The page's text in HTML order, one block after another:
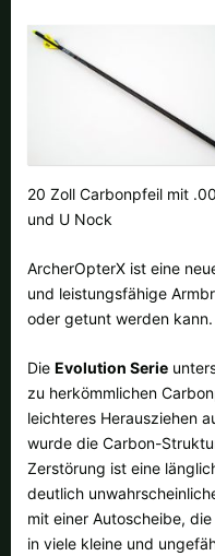
20 Zoll Carbonpfeil mit
und U Nock
ArcherOpterX ist eine
und leistungsfähige
oder getunt werden kann.
Die Evolution Serie
zu herkömmlichen
leichteres Herausziehen
wurde die Carbon-
Zerstörung ist eine
deutlich
mit einer Autoscheibe,
in viele kleine und
Portugal |
Fr.
Slowenien |€
Tschechien |
weitere Länder, siehe unten
Sollte Ihr Land nicht
"Schweiz" aus. Und